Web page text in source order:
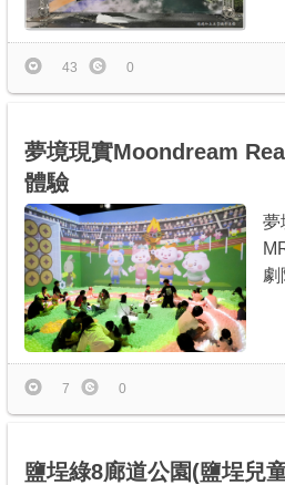
43 0
夢境現實Moondream
體驗
夢
劇
7 0
鹽埕綠8廊道公園(鹽埕兒